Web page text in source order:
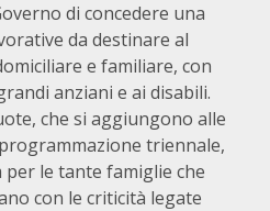
di concedere una
da destinare al
e familiare, con
anziani e ai disabili.
che si aggiungono alle
triennale,
le tante famiglie che
con le criticità legate